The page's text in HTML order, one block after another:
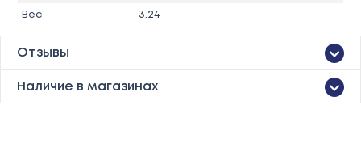
Вес 3.24
Отзывы
Наличие в магазинах